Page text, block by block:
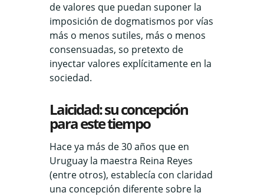
de valores que puedan suponer la
imposición de dogmatismos por vías
más o menos sutiles, más o menos
consensuadas, so pretexto de
inyectar valores explícitamente en la
sociedad.
Laicidad: su concepción
para este tiempo
Hace ya más de 30 años que en
Uruguay la maestra Reina Reyes
(entre otros), establecía con claridad
una concepción diferente sobre la